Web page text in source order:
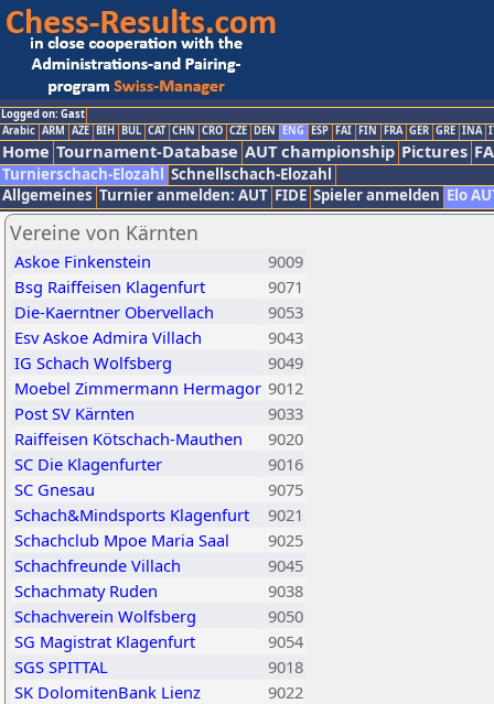
Logged on: Gast
Arabic ARM AZE BIH BUL CAT CHN CRO CZE DEN ENG ESP FAI FIN FRA GER GRE INA
Home Tournament-Database AUT championship Pictures
Turnierschach-Elozahl Schnellschach-Elozahl
Allgemeines Turnier anmelden: AUT FIDE Spieler anmelden Elo
Vereine von Kärnten
Askoe Finkenstein
9009
Bsg Raiffeisen Klagenfurt
9071
Die-Kaerntner Obervellach
9053
Esv Askoe Admira Villach
9043
IG Schach Wolfsberg
9049
Moebel Zimmermann Hermagor 9012
Post SV Kärnten
9033
Raiffeisen Kötschach-Mauthen
9020
SC Die Klagenfurter
9016
SC Gnesau
9075
Schach&Mindsports Klagenfurt
9021
Schachclub Mpoe Maria Saal
9025
Schachfreunde Villach
9045
Schachmaty Ruden
9038
Schachverein Wolfsberg
9050
SG Magistrat Klagenfurt
9054
SGS SPITTAL
9018
SK DolomitenBank Lienz
9022